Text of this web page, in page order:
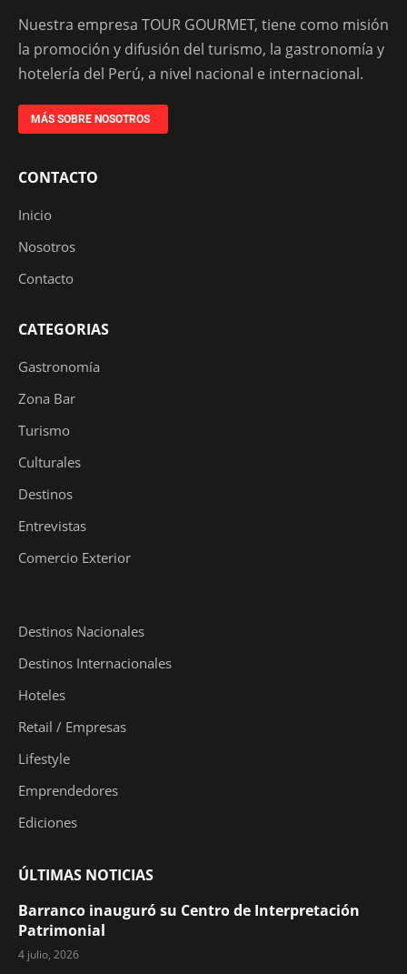
Nuestra empresa TOUR GOURMET, tiene como misión
la promoción y difusión del turismo, la gastronomía y
hotelería del Perú, a nivel nacional e internacional.
MÁS SOBRE NOSOTROS
CONTACTO
Inicio
Nosotros
Contacto
CATEGORIAS
Gastronomía
Zona Bar
Turismo
Culturales
Destinos
Entrevistas
Comercio Exterior
Destinos Nacionales
Destinos Internacionales
Hoteles
Retail / Empresas
Lifestyle
Emprendedores
Ediciones
ÚLTIMAS NOTICIAS
Barranco inauguró su Centro de Interpretación
Patrimonial
4 julio, 2026